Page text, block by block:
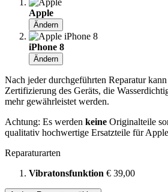
Apple
Ändern
iPhone 8
Ändern
Nach jeder durchgeführten Reparatur
Zertifizierung des Geräts, die
mehr gewährleistet werden.
Achtung: Es werden keine Originalteile
qualitativ hochwertige Ersatzteile für
Reparaturarten
Vibratonsfunktion € 39,00